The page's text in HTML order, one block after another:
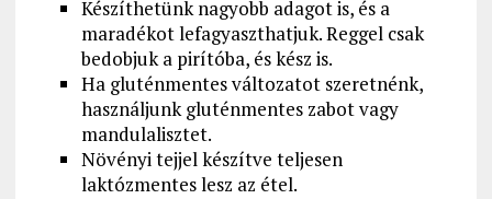
Készíthetünk nagyobb adagot is, és a
maradékot lefagyaszthatjuk. Reggel csak
bedobjuk a pirítóba, és kész is.
Ha gluténmentes változatot szeretnénk,
használjunk gluténmentes zabot vagy
mandulalisztet.
Növényi tejjel készítve teljesen
laktózmentes lesz az étel.